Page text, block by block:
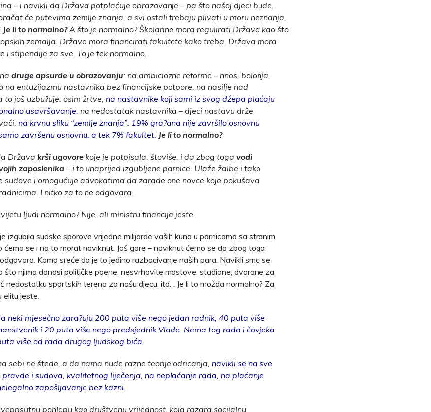
– i navikli da Država potplaćuje obrazovanje – pa što našoj djeci bude.
će putevima zemlje znanja, a svi ostali trebaju plivati u moru neznanja,
Je li to normalno?A što je normalno? Školarine mora regulirati Država kao što
zemalja. Država mora financirati fakultete kako treba. Država mora
i stipendije za sve. To je tek normalno.
druge apsurde u obrazovanju: na ambiciozne reforme – hnos, bolonja,
na entuzijazmu nastavnika bez financijske potpore, na nasilje nad
to još uzbu?uje, osim žrtve, na nastavnike koji sami iz svog džepa plaćaju
usavršavanje, na nedostatak nastavnika – djeci nastavu drže
na krvnu sliku “zemlje znanja”: 19% gra?ana nije završilo osnovnu
završenu osnovnu, a tek 7% fakultet. Je li to normalno?
Država krši ugovore koje je potpisala, štoviše, i da zbog toga vodi
zaposlenika – i to unaprijed izgubljene parnice. Ulaže žalbe i tako
sudove i omogućuje advokatima da zarade one novce koje pokušava
I nitko za to ne odgovara.
ljudi normalno? Nije, ali ministru financija jeste.
izgubila sudske sporove vrijedne milijarde vaših kuna u parnicama sa stranim
se i na to morat naviknut. Još gore – naviknut ćemo se da zbog toga
Kamo sreće da je to jedino razbacivanje naših para. Navikli smo se
što njima donosi političke poene, nesvrhovite mostove, stadione, dvorane za
nedostatku sportskih terena za našu djecu, itd… Je li to možda normalno? Za
elitu jeste.
neki mjesečno zara?uju 200 puta više nego jedan radnik, 40 puta više
i 20 puta više nego predsjednik Vlade. Nema tog rada i čovjeka
više od rada drugog ljudskog bića.
sebi ne štede, a da nama nude razne teorije odricanja, navikli se na sve
i sudova, kvalitetnog liječenja, na neplaćanje rada, na plaćanje
zapošljavanje bez kazni.
pohlepu kao društvenu vrijednost, koja razara socijalnu